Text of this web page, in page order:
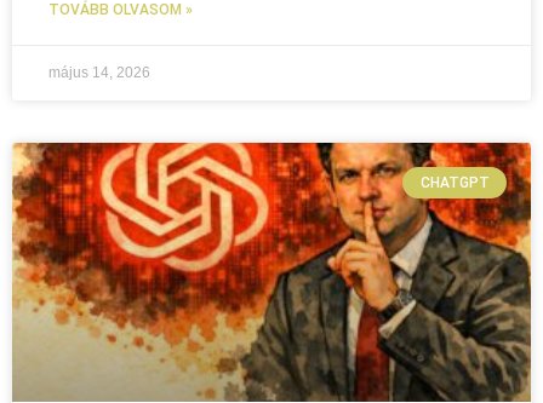
TOVÁBB OLVASOM »
május 14, 2026
CHATGPT